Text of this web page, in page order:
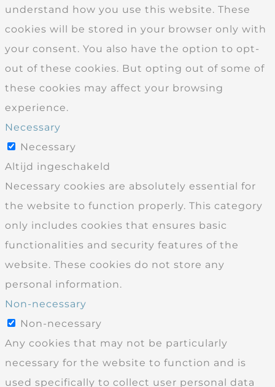
understand how you use this website. These
cookies will be stored in your browser only with
your consent. You also have the option to opt-
out of these cookies. But opting out of some of
these cookies may affect your browsing
experience.
Necessary
Necessary
Altijd ingeschakeld
Necessary cookies are absolutely essential for
the website to function properly. This category
only includes cookies that ensures basic
functionalities and security features of the
website. These cookies do not store any
personal information.
Non-necessary
Non-necessary
Any cookies that may not be particularly
necessary for the website to function and is
used specifically to collect user personal data